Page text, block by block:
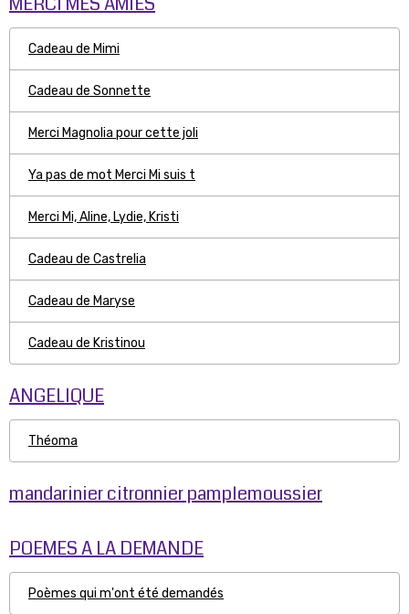
Cadeau de Mimi
Cadeau de Sonnette
Merci Magnolia pour cette joli
Ya pas de mot Merci Mi suis t
Merci Mi, Aline, Lydie, Kristi
Cadeau de Castrelia
Cadeau de Maryse
Cadeau de Kristinou
ANGELIQUE
Théoma
mandarinier citronnier pamplemoussier
POEMES A LA DEMANDE
Poèmes qui m'ont été demandés